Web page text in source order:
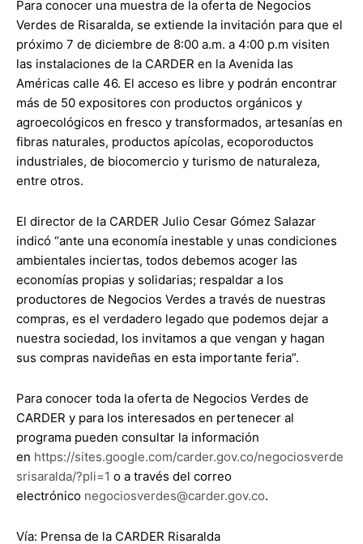
Para conocer una muestra de la oferta de Negocios
Verdes de Risaralda, se extiende la invitación para que el
próximo 7 de diciembre de 8:00 a.m. a 4:00 p.m visiten
las instalaciones de la CARDER en la Avenida las
Américas calle 46. El acceso es libre y podrán encontrar
más de 50 expositores con productos orgánicos y
agroecológicos en fresco y transformados, artesanías en
fibras naturales, productos apícolas, ecoporoductos
industriales, de biocomercio y turismo de naturaleza,
entre otros.
El director de la CARDER Julio Cesar Gómez Salazar
indicó “ante una economía inestable y unas condiciones
ambientales inciertas, todos debemos acoger las
economías propias y solidarias; respaldar a los
productores de Negocios Verdes a través de nuestras
compras, es el verdadero legado que podemos dejar a
nuestra sociedad, los invitamos a que vengan y hagan
sus compras navideñas en esta importante feria”.
Para conocer toda la oferta de Negocios Verdes de
CARDER y para los interesados en pertenecer al
programa pueden consultar la información
en https://sites.google.com/carder.gov.co/negociosverde
srisaralda/?pli=1 o a través del correo
electrónico negociosverdes@carder.gov.co.
Vía: Prensa de la CARDER Risaralda